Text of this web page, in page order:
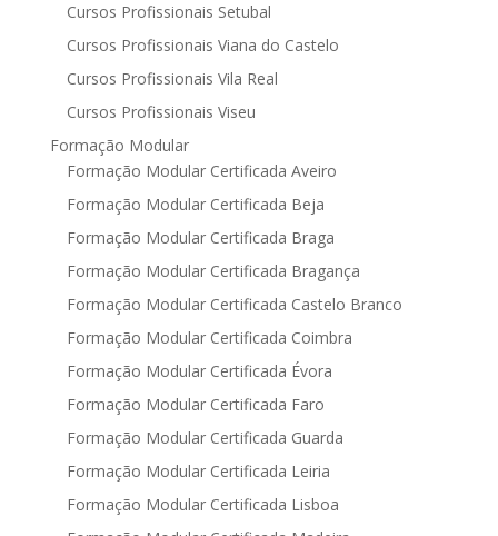
Cursos Profissionais Setubal
Cursos Profissionais Viana do Castelo
Cursos Profissionais Vila Real
Cursos Profissionais Viseu
Formação Modular
Formação Modular Certificada Aveiro
Formação Modular Certificada Beja
Formação Modular Certificada Braga
Formação Modular Certificada Bragança
Formação Modular Certificada Castelo Branco
Formação Modular Certificada Coimbra
Formação Modular Certificada Évora
Formação Modular Certificada Faro
Formação Modular Certificada Guarda
Formação Modular Certificada Leiria
Formação Modular Certificada Lisboa